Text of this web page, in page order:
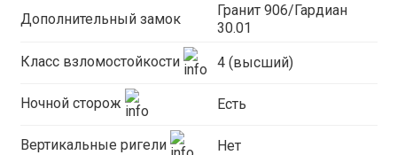
Дополнительный замок
Гранит 906/Гардиан
30.01
Класс взломостойкости 4 (высший)
Ночной сторож Есть
Вертикальные ригели Нет